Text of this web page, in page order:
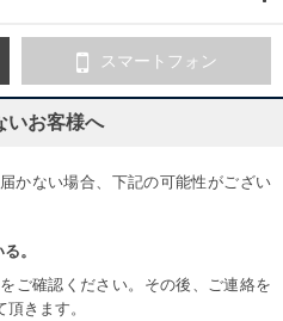
スマートフォン
いお客様へ
かない場合、下記の可能性がござい
。
ご確認ください。その後、ご連絡を
きます。